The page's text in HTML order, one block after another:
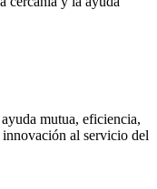
mutua, eficiencia,
al servicio del